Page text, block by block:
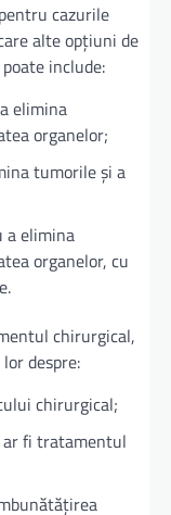
cazurile
alte opțiuni de
include:
elimina
organelor;
tumorile și a
a elimina
organelor, cu
chirurgical,
despre:
chirurgical;
ar fi tratamentul